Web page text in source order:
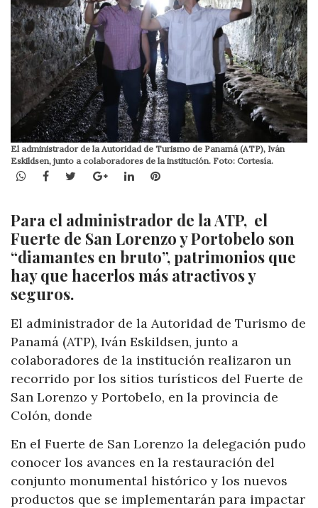
El administrador de la Autoridad de Turismo de Panamá (ATP), Iván
Eskildsen, junto a colaboradores de la institución. Foto: Cortesía.
WhatsApp
Facebook
TwitterGoogle+LinkedInPinterest
Para el administrador de la ATP, el
Fuerte de San Lorenzo y Portobelo son
“diamantes en bruto”, patrimonios que
hay que hacerlos más atractivos y
seguros.
El administrador de la Autoridad de Turismo de
Panamá (ATP), Iván Eskildsen, junto a
colaboradores de la institución realizaron un
recorrido por los sitios turísticos del Fuerte de
San Lorenzo y Portobelo, en la provincia de
Colón, donde
En el Fuerte de San Lorenzo la delegación pudo
conocer los avances en la restauración del
conjunto monumental histórico y los nuevos
productos que se implementarán para impactar